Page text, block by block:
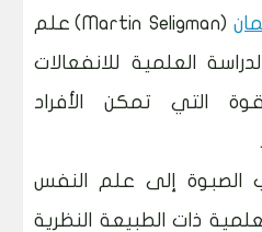
(Martin Seligman) علم
العلمية للانفعالات
التي تمكن الأفراد
الصبوة إلى علم النفس
ذات الطبيعة النظرية